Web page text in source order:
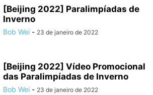
[Beijing 2022] Paralimpíadas de
Inverno
Bob Wei - 23 de janeiro de 2022
[Beijing 2022] Vídeo Promocional
das Paralimpíadas de Inverno
Bob Wei - 23 de janeiro de 2022